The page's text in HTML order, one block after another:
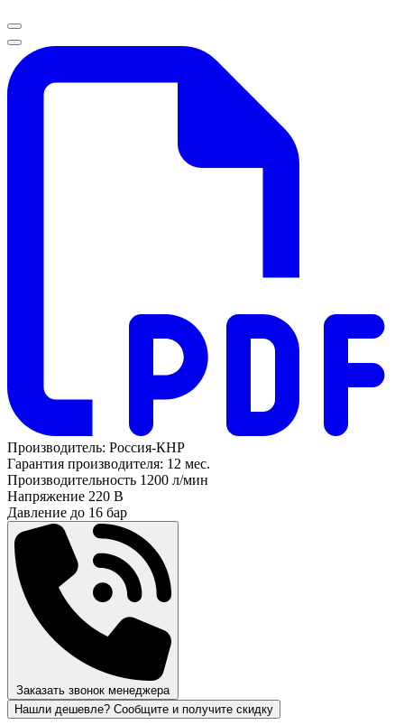
Производитель: Россия-КНР
Гарантия производителя: 12 мес.
Производительность 1200 л/мин
Напряжение 220 В
Давление до 16 бар
Заказать звонок менеджера
Нашли дешевле? Сообщите и получите скидку